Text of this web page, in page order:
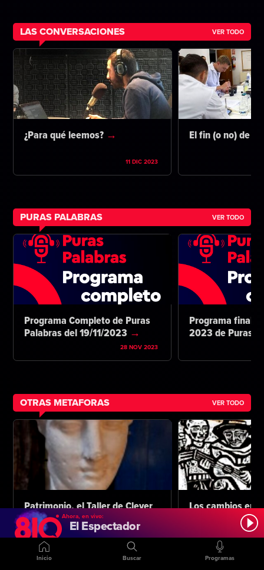
Inicio Buscar Programas
LAS CONVERSACIONES VER TODO
¿Para qué leemos?
11 DIC 2023
El fin (o no) de
PURAS PALABRAS VER TODO
Programa Completo de Puras
Palabras del 19/11/2023
28 NOV 2023
Programa final
2023 de Puras
OTRAS METAFORAS VER TODO
Patrimonio, el Taller de Clever
Lara.
6 OCT 2024
Los cambios en
Ahora, en vivo:
El Espectador